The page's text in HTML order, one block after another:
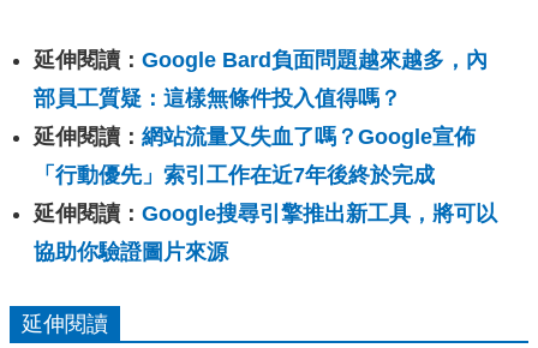
延伸閱讀： Google Bard負面問題越來越多，內
部員工質疑：這樣無條件投入值得嗎？
延伸閱讀： 網站流量又失血了嗎？Google宣佈
「行動優先」索引工作在近7年後終於完成
延伸閱讀： Google搜尋引擎推出新工具，將可以
協助你驗證圖片來源
延伸閱讀